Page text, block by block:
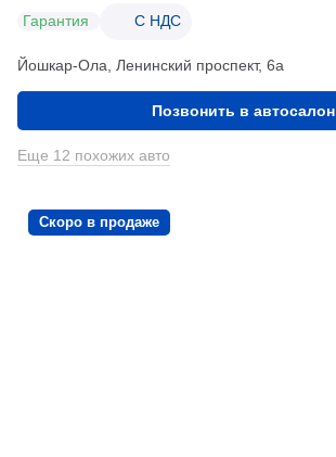
Гарантия С НДС
Йошкар-Ола, Ленинский проспект, 6а
Позвонить в автосалон
Еще 12 похожих авто
Скоро в продаже